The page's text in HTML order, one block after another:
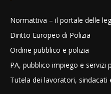
Normattiva – il portale delle
Diritto Europeo di Polizia
Ordine pubblico e polizia
PA, pubblico impiego e servizi
Tutela dei lavoratori, sindacati